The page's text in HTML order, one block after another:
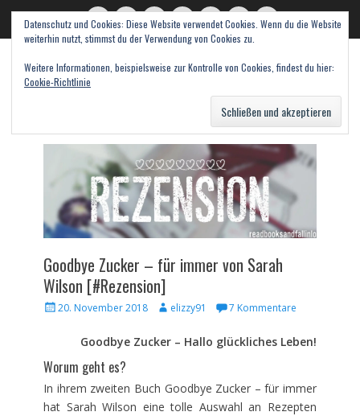
TwitterE-
Mail
Feed WordPress
PinterestInstagramWebseite
read books and fall in love
Goodbye Zucker – für immer von Sarah
Wilson [#Rezension]
Veröffentlicht
20. November 2018 Autorelizzy91 7 Kommentare
Goodbye Zucker – Hallo glückliches Leben!
Worum geht es?
In ihrem zweiten Buch Goodbye Zucker – für immer
hat Sarah Wilson eine tolle Auswahl an Rezepten
Datenschutz und Cookies: Diese Website verwendet Cookies. Wenn du die Website
weiterhin nutzt, stimmst du der Verwendung von Cookies zu.
Weitere Informationen, beispielsweise zur Kontrolle von Cookies, findest du hier:
Cookie-Richtlinie